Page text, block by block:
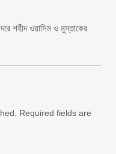
শহীদ ওয়াসিম ও মুস্তাকের
Required fields are